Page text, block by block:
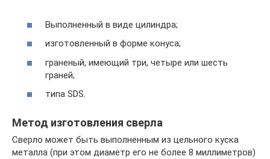
Выполненный в виде цилиндра;
изготовленный в форме конуса;
граненый, имеющий три, четыре или шесть
граней;
типа SDS.
Метод изготовления сверла
Сверло может быть выполненным из цельного куска
металла (при этом диаметр его не более 8 миллиметров)